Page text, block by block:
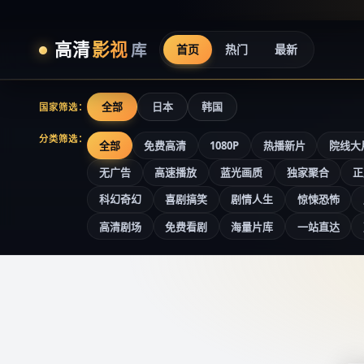
高清影视 库 首页 热门 最新
国家筛选： 全部 日本 韩国
分类筛选： 全部 免费高清 1080P 热播新片
院线大
无广告
高速播放 蓝光画质 独家聚合
科幻奇幻
喜剧搞笑 剧情人生 惊悚恐怖
高清剧场
免费看剧 海量片库 一站直达